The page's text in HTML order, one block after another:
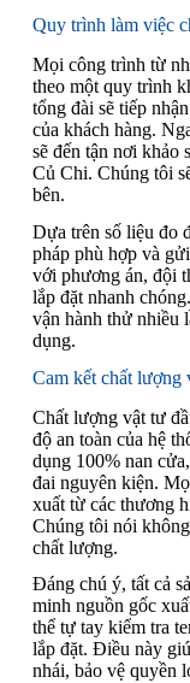
Quy trình làm việc
Mọi công trình từ
theo một quy trình
tổng đài sẽ tiếp
của khách hàng.
sẽ đến tận nơi khảo
Củ Chi. Chúng tôi
bên.
Dựa trên số liệu đo
pháp phù hợp và
với phương án, đội
lắp đặt nhanh
vận hành thử nhiều
dụng.
Cam kết chất lượng
Chất lượng vật tư
độ an toàn của hệ
dụng 100% nan
đai nguyên kiện.
xuất từ các thương
Chúng tôi nói
chất lượng.
Đáng chú ý, tất cả
minh nguồn gốc
thể tự tay kiểm tra
lắp đặt. Điều này
nhái, bảo vệ quyền